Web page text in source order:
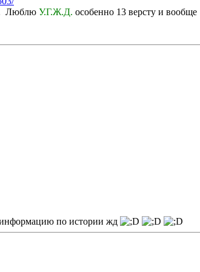
Люблю У.Г.Ж.Д. особенно 13 версту и вообще
информацию по истории жд